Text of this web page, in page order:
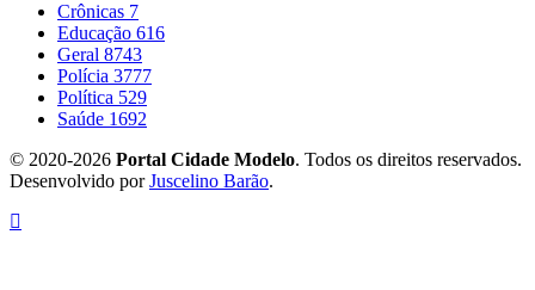
Crônicas 7
Educação 616
Geral 8743
Polícia 3777
Política 529
Saúde 1692
© 2020-2026 Portal Cidade Modelo. Todos os direitos reservados.
Desenvolvido porJuscelino Barão.